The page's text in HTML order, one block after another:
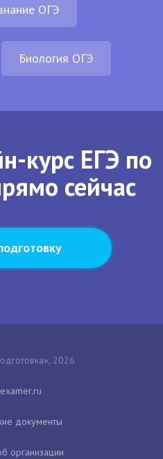
ОГЭ
Биология ОГЭ
курс ЕГЭ по
сейчас
2026
документы
организации